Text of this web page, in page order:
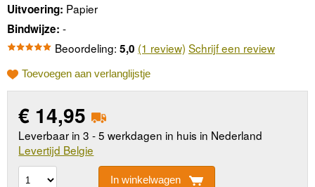
Uitvoering: Papier
Bindwijze: -
Beoordeling: 5,0 (1 review) Schrijf een review
Toevoegen aan verlanglijstje
€ 14,95
Leverbaar in 3 - 5 werkdagen in huis in Nederland
Levertijd Belgie
In winkelwagen